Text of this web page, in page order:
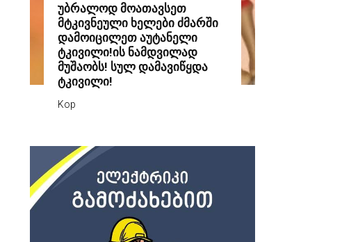
უბრალოდ მოათავსეთ
მტკივნეული ხელები ძმარში
დამოიცილეთ აუტანელი
ტკივილი!ის ნამდვილად
მუშაობს! სულ დამავიწყდა
ტკივილი!
Kop